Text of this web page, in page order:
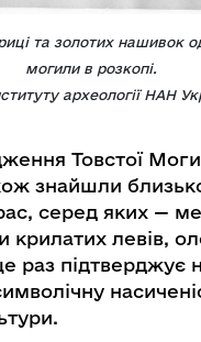
та золотих нашивок
могили в розкопі.
археології НАН
Товстої
знайшли
серед яких —
левів,
раз підтверджує